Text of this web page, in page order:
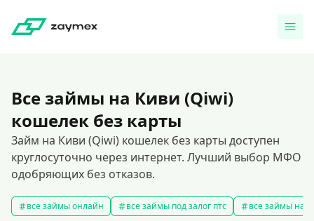
Все займы на Киви (Qiwi)
кошелек без карты
Займ на Киви (Qiwi) кошелек без карты доступен
круглосуточно через интернет. Лучший выбор МФО
одобряющих без отказов.
все займы онлайн все займы под залог птс все займы на